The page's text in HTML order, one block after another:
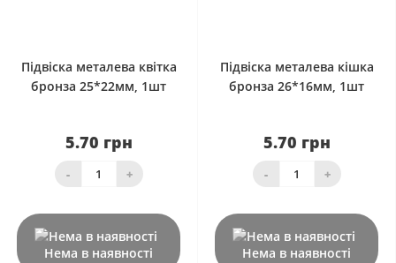
Підвіска металева квітка
бронза 25*22мм, 1шт
5.70 грн
- +
Нема в наявності
Підвіска металева кішка
бронза 26*16мм, 1шт
5.70 грн
- +
Нема в наявності